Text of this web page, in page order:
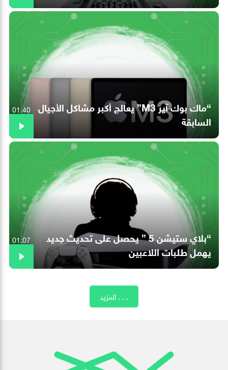
“ماك بوك آير M3” يعالج أكبر مشاكل الأجيال
السابقة
01:40
“بلاي ستيشن 5 ” يحصل على تحديث جديد
يهمل طلبات اللاعبين
01:07
المزيد . . .